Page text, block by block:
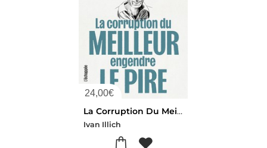
24,00€
La Corruption Du Meilleur Engendre Le Pire : Entretiens Avec David Cayley
Ivan Illich